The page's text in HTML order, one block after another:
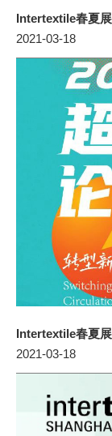
Intertextile春夏
2021-03-18
Intertextile春夏
2021-03-18